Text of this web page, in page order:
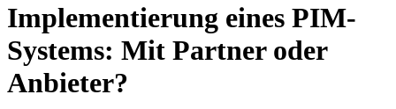
Implementierung eines PIM-
Systems: Mit Partner oder
Anbieter?